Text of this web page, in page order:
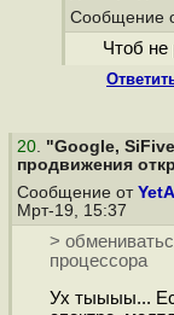
Сообщение
Чтоб не
20. "Google,
продвижения
Сообщение от
Мрт-19, 15:37
>
процессора
Ух тыыыы...